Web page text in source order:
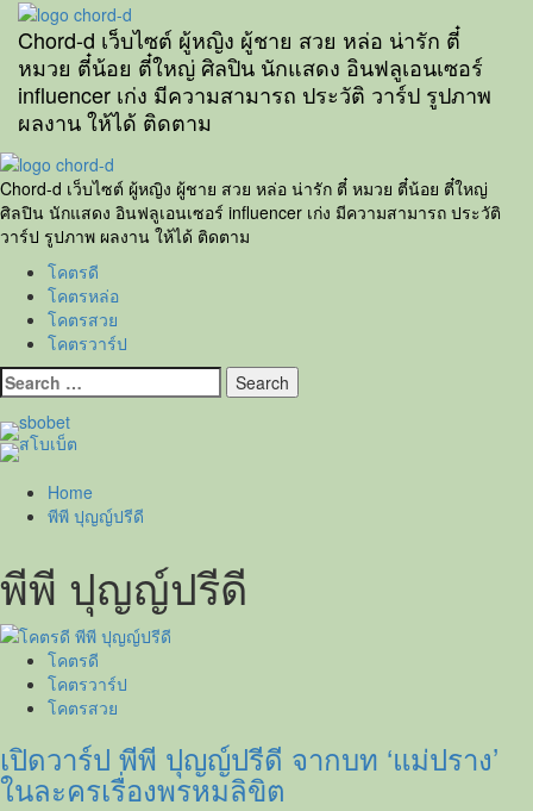
Skip
content
Chord-d เว็บไซต์ ผู้หญิง ผู้ชาย สวย หล่อ น่ารัก ตี๋
หมวย ตี๋น้อย ตี๋ใหญ่ ศิลปิน นักแสดง อินฟลูเอนเซอร์
influencer เก่ง มีความสามารถ ประวัติ วาร์ป รูปภาพ
ผลงาน ให้ได้ ติดตาม
Primary
Menu
Chord-d เว็บไซต์ ผู้หญิง ผู้ชาย สวย หล่อ น่ารัก ตี๋ หมวย ตี๋น้อย ตี๋ใหญ่
ศิลปิน นักแสดง อินฟลูเอนเซอร์ influencer เก่ง มีความสามารถ ประวัติ
วาร์ป รูปภาพ ผลงาน ให้ได้ ติดตาม
โคตรดี
โคตรหล่อ
โคตรสวย
โคตรวาร์ป
Search
for:
Home
พีพี ปุญญ์ปรีดี
พีพี ปุญญ์ปรีดี
โคตรดี
โคตรวาร์ป
โคตรสวย
เปิดวาร์ป พีพี ปุญญ์ปรีดี จากบท ‘แม่ปราง’
ในละครเรื่องพรหมลิขิต